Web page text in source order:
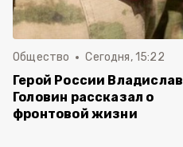
Общество Сегодня, 15:22
Герой России Владислав
Головин рассказал о
фронтовой жизни